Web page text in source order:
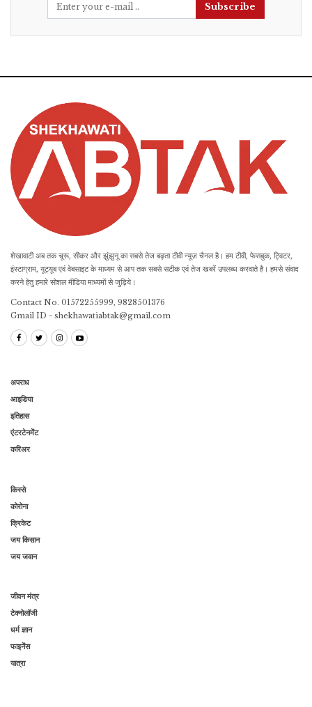
Subscribe
शेखावाटी अब तक चूरू, सीकर और झुंझुनू का सबसे तेज बढ़ता टीवी न्यूज़ चैनल है। हम टीवी, फेसबुक, ट्विटर,
इंस्टाग्राम, यूट्यूब एवं वेबसाइट के माध्यम से आप तक सबसे सटीक एवं तेज खबरें उपलब्ध करवाते है। हमसे संवाद
करने हेतु हमारे सोशल मीडिया माध्यमों से जुड़िये।
Contact No. 01572255999, 9828501376
Gmail ID - shekhawatiabtak@gmail.com
अपराध
आइडिया
इतिहास
एंटरटेनमेंट
करिअर
किस्से
कोरोना
क्रिकेट
जय किसान
जय जवान
जीवन मंत्र
टेक्नोलॉजी
धर्म ज्ञान
फाइनेंस
यात्रा